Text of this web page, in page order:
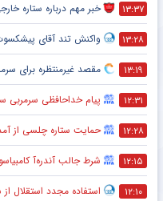
۱۳:۳۷ خبر مهم درباره ستاره
۱۳:۲۸ واکنش تند آقای پیشکسوت
۱۳:۱۹ مقصد غیرمنتظره برای
۱۲:۳۱ پیام خداحافظی سرمربی
۱۲:۲۸ حمایت ستاره چلسی از
۱۲:۱۵ شرط جالب آندره‌آ
۱۲:۱۰ استفاده مجدد استقلال